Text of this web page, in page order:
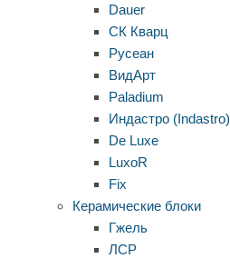
Dauer
СК Кварц
Русеан
ВидАрт
Paladium
Индастро (Indastro)
De Luxe
LuxoR
Fix
Керамические блоки
Гжель
ЛСР